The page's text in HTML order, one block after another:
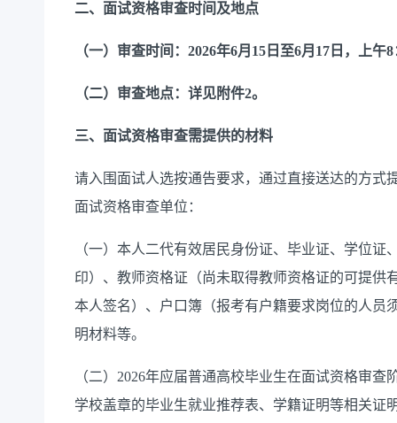
二、面试资格审查时间及地点
（一）审查时间： 2026年6月 15 日至6月 17 日 ， 上午8
（二） 审查地点： 详见附件2。
三、面试资格审查需提供的材料
请入围 面试人选按通告要求，通过直接送达的方式
面试资格审查单位：
（一）本人二代有效居民身份证、毕业证、学位
印）、教师资格证（尚未取得教师资格证的可提供
本人签名） 、户口簿（报考有户籍要求岗位的人员
明材料等。
（二） 2026年应届普通高校毕业生在面试资格审查
学校盖章的毕业生就业推荐表、学籍证明等相关证